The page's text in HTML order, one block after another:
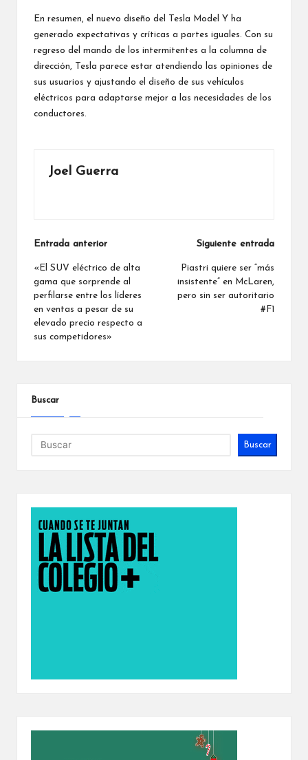
En resumen, el nuevo diseño del Tesla Model Y ha
generado expectativas y críticas a partes iguales. Con su
regreso del mando de los intermitentes a la columna de
dirección, Tesla parece estar atendiendo las opiniones de
sus usuarios y ajustando el diseño de sus vehículos
eléctricos para adaptarse mejor a las necesidades de los
conductores.
Joel Guerra
Navegación
de
entradas
Entrada anterior
«El SUV eléctrico de alta
gama que sorprende al
perfilarse entre los líderes
en ventas a pesar de su
elevado precio respecto a
sus competidores»
Siguiente entrada
Piastri quiere ser “más
insistente” en McLaren,
pero sin ser autoritario
#F1
Buscar
Buscar